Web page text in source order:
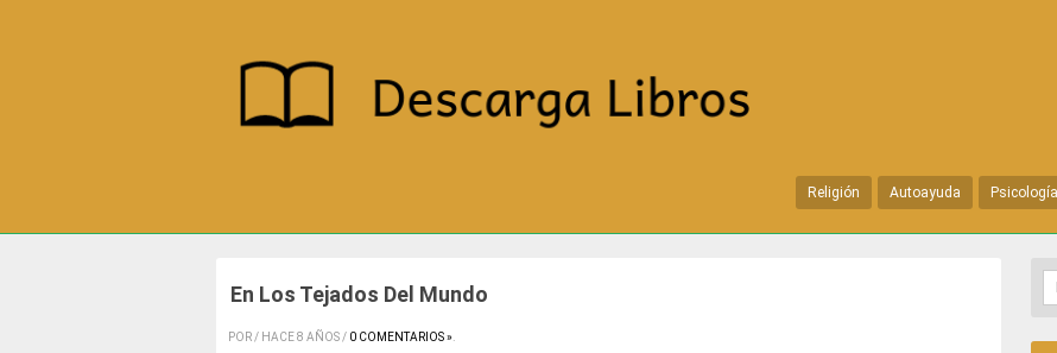
Religión Autoayuda Psicología
En Los Tejados Del Mundo
POR / HACE 8 AÑOS / 0 COMENTARIOS »